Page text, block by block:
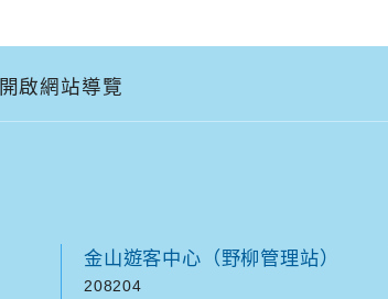
開啟網站導覽
金山遊客中心（野柳管理站）
208204